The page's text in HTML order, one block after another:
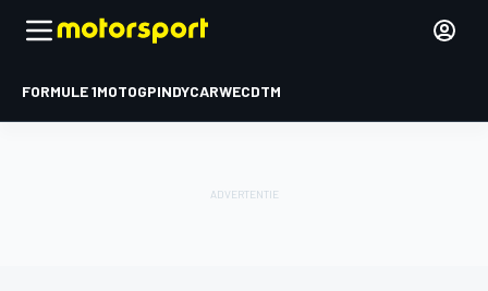
FORMULE 1MOTOGPINDYCARWECDTM